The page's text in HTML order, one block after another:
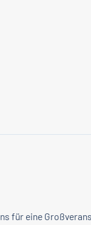
für eine